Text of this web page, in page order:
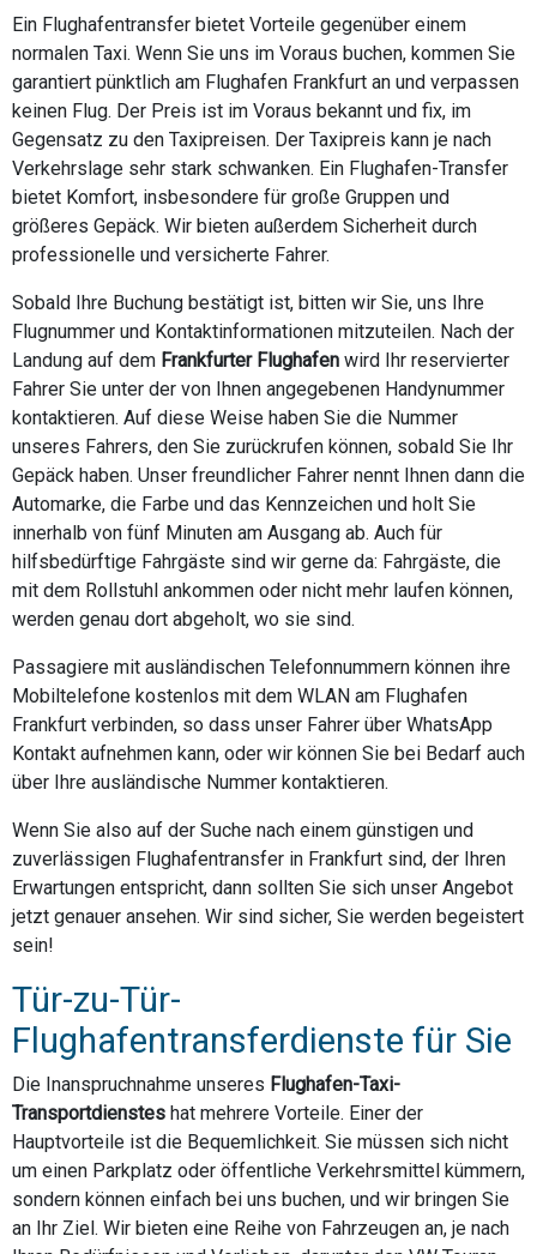
Ein Flughafentransfer bietet Vorteile gegenüber einem
normalen Taxi. Wenn Sie uns im Voraus buchen, kommen Sie
garantiert pünktlich am Flughafen Frankfurt an und verpassen
keinen Flug. Der Preis ist im Voraus bekannt und fix, im
Gegensatz zu den Taxipreisen. Der Taxipreis kann je nach
Verkehrslage sehr stark schwanken. Ein Flughafen-Transfer
bietet Komfort, insbesondere für große Gruppen und
größeres Gepäck. Wir bieten außerdem Sicherheit durch
professionelle und versicherte Fahrer.
Sobald Ihre Buchung bestätigt ist, bitten wir Sie, uns Ihre
Flugnummer und Kontaktinformationen mitzuteilen. Nach der
Landung auf dem Frankfurter Flughafen wird Ihr reservierter
Fahrer Sie unter der von Ihnen angegebenen Handynummer
kontaktieren. Auf diese Weise haben Sie die Nummer
unseres Fahrers, den Sie zurückrufen können, sobald Sie Ihr
Gepäck haben. Unser freundlicher Fahrer nennt Ihnen dann die
Automarke, die Farbe und das Kennzeichen und holt Sie
innerhalb von fünf Minuten am Ausgang ab. Auch für
hilfsbedürftige Fahrgäste sind wir gerne da: Fahrgäste, die
mit dem Rollstuhl ankommen oder nicht mehr laufen können,
werden genau dort abgeholt, wo sie sind.
Passagiere mit ausländischen Telefonnummern können ihre
Mobiltelefone kostenlos mit dem WLAN am Flughafen
Frankfurt verbinden, so dass unser Fahrer über WhatsApp
Kontakt aufnehmen kann, oder wir können Sie bei Bedarf auch
über Ihre ausländische Nummer kontaktieren.
Wenn Sie also auf der Suche nach einem günstigen und
zuverlässigen Flughafentransfer in Frankfurt sind, der Ihren
Erwartungen entspricht, dann sollten Sie sich unser Angebot
jetzt genauer ansehen. Wir sind sicher, Sie werden begeistert
sein!
Tür-zu-Tür-
Flughafentransferdienste für Sie
Die Inanspruchnahme unseres Flughafen-Taxi-
Transportdienstes hat mehrere Vorteile. Einer der
Hauptvorteile ist die Bequemlichkeit. Sie müssen sich nicht
um einen Parkplatz oder öffentliche Verkehrsmittel kümmern,
sondern können einfach bei uns buchen, und wir bringen Sie
an Ihr Ziel. Wir bieten eine Reihe von Fahrzeugen an, je nach